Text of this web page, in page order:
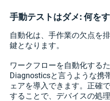
手動テストはダメ: 何を
自動化は、手作業の欠点を
鍵となります。
ワークフローを自動化する
Diagnosticsと言うような携
ェアを導入できます。正確
することで、デバイスの処